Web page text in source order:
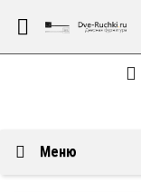
Меню